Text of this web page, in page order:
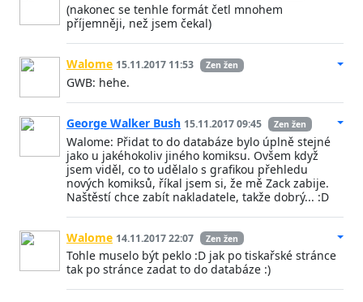
(nakonec se tenhle formát četl mnohem
příjemněji, než jsem čekal)
Walome 15.11.2017 11:53 Zen žen
GWB: hehe.
George Walker Bush 15.11.2017 09:45 Zen žen
Walome: Přidat to do databáze bylo úplně stejné
jako u jakéhokoliv jiného komiksu. Ovšem když
jsem viděl, co to udělalo s grafikou přehledu
nových komiksů, říkal jsem si, že mě Zack zabije.
Naštěstí chce zabít nakladatele, takže dobrý... :D
Walome 14.11.2017 22:07 Zen žen
Tohle muselo být peklo :D jak po tiskařské stránce
tak po stránce zadat to do databáze :)